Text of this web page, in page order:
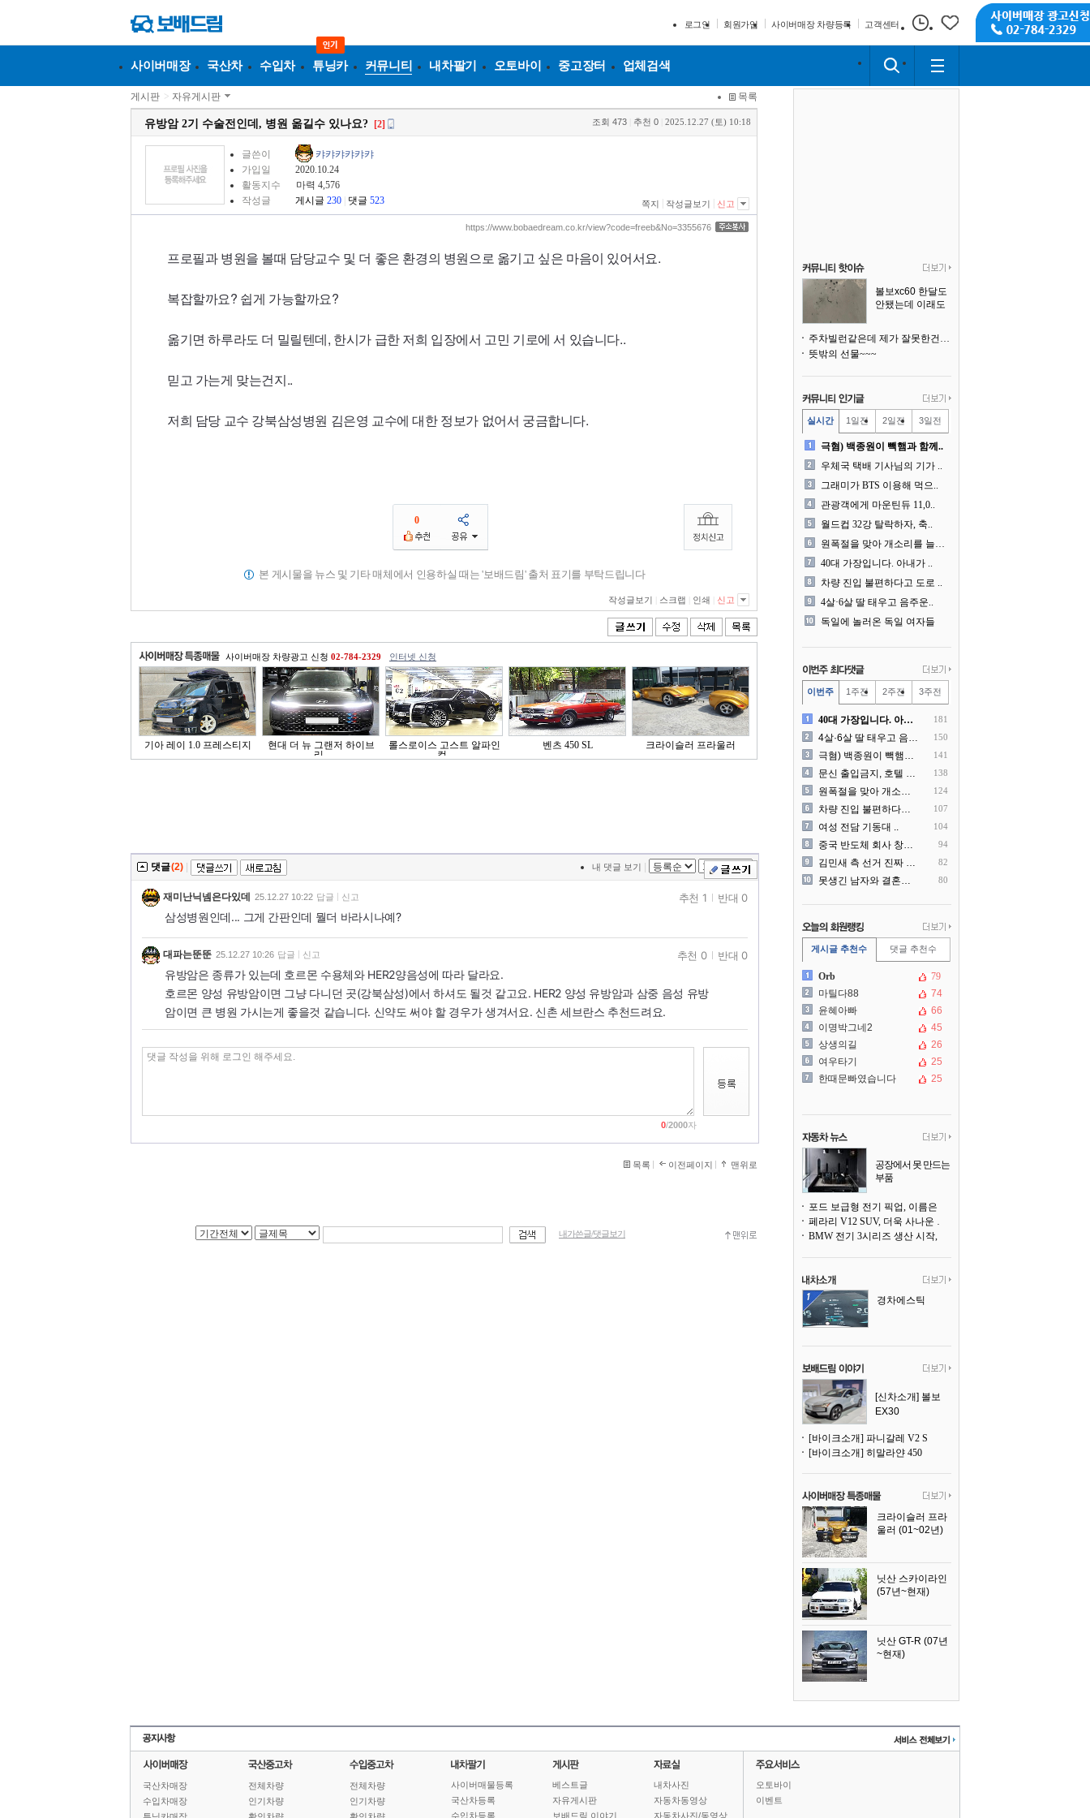
로그인 회원가입 사이버매장 차량등록 고객센터
사이버매장 국산차 수입차 튜닝카 커뮤니티 내차팔기 오토바이 중고장터 업체검색
게시판 > 자유게시판 목록
유방암 2기 수술전인데, 병원 옮길수 있나요? [2] 조회 473 추천 0 2025.12.27 (토) 10:18
글쓴이
캬캬캬캬캬캬
가입일
2020.10.24
활동지수
마력 4,576
작성글
게시글 230 댓글 523 쪽지 작성글보기 신고
https://www.bobaedream.co.kr/view?code=freeb&No=3355676
프로필과 병원을 볼때 담당교수 및 더 좋은 환경의 병원으로 옮기고 싶은 마음이 있어서요.
복잡할까요? 쉽게 가능할까요?
옮기면 하루라도 더 밀릴텐데, 한시가 급한 저희 입장에서 고민 기로에 서 있습니다..
믿고 가는게 맞는건지..
저희 담당 교수 강북삼성병원 김은영 교수에 대한 정보가 없어서 궁금합니다.
0
본 게시물을 뉴스 및 기타 매체에서 인용하실 때는 '보배드림' 출처 표기를 부탁드립니다
작성글보기 스크랩 인쇄 신고
사이버매장 차량광고 신청 02-784-2329 인터넷 신청
기아 레이 1.0 프레스티지
현대 더 뉴 그랜저 하이브
리..
롤스로이스 고스트 알파인
컬..
벤츠 450 SL 크라이슬러 프라울러
댓글(2) 내 댓글 보기
재미난닉넴은다있데 25.12.27 10:22 답글 신고
삼성병원인데... 그게 간판인데 뭘더 바라시나예?
추천 1 반대 0
대파는뚠뚠 25.12.27 10:26 답글 신고
유방암은 종류가 있는데 호르몬 수용체와 HER2양음성에 따라 달라요.
호르몬 양성 유방암이면 그냥 다니던 곳(강북삼성)에서 하셔도 될것 같고요. HER2 양성 유방암과 삼중 음성 유방
암이면 큰 병원 가시는게 좋을것 같습니다. 신약도 써야 할 경우가 생겨서요. 신촌 세브란스 추천드려요.
추천 0 반대 0
0/2000자
목록 이전페이지 맨위로
내가쓴글/댓글보기
볼보xc60 한달도
안됐는데 이래도
주차빌런같은데 제가 잘못한건가요
뜻밖의 선물~~~
실시간 1일전 2일전 3일전
극혐) 백종원이 빽햄과 함께..
우체국 택배 기사님의 기가 ..
그래미가 BTS 이용해 먹으..
관광객에게 마운틴듀 11,0..
월드컵 32강 탈락하자, 축..
원폭절을 맞아 개소리를 늘어..
40대 가장입니다. 아내가 ..
차량 진입 불편하다고 도로 ..
4살·6살 딸 태우고 음주운..
독일에 놀러온 독일 여자들
이번주 1주전 2주전 3주전
40대 가장입니다. 아내가 .. 181
4살·6살 딸 태우고 음주운.. 150
극혐) 백종원이 빽햄과 함께.. 141
문신 출입금지, 호텔 헬스장.. 138
원폭절을 맞아 개소리를 늘어.. 124
차량 진입 불편하다고 도로 .. 107
여성 전담 기동대 .. 104
중국 반도체 회사 창신메모리.. 94
김민새 측 선거 진짜 더럽게.. 82
못생긴 남자와 결혼해서 후회.. 80
게시글 추천수 댓글 추천수
Orb
79
마틸다88
74
윤혜아빠
66
이명박그네2
45
상생의길
26
여우타기
25
한때문빠였습니다
25
공장에서 못 만드는
부품
어낸다
페라리 V12 SUV, 더욱 사나운 얼굴로 돌아온다
경차에스틱
[신차소개] 볼보
EX30
[바이크소개] 파니갈레 V2 S
[바이크소개] 히말라얀 450
크라이슬러 프라
울러 (01~02년)
닛산 스카이라인
(57년~현재)
닛산 GT-R (07년
~현재)
국산차매장
수입차매장
전체차량
인기차량
전체차량
인기차량
사이버매물등록
국산차등록
수입차등록
베스트글
자유게시판
보배드림 이야기
내차사진
자동차동영상
자동차사진/동영상
오토바이
이벤트